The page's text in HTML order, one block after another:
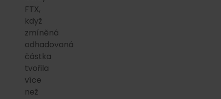
FTX,
když
zmíněná
odhadovaná
částka
tvořila
více
než